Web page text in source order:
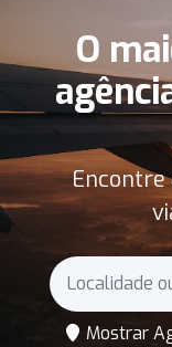
O
Encontre
Mostrar